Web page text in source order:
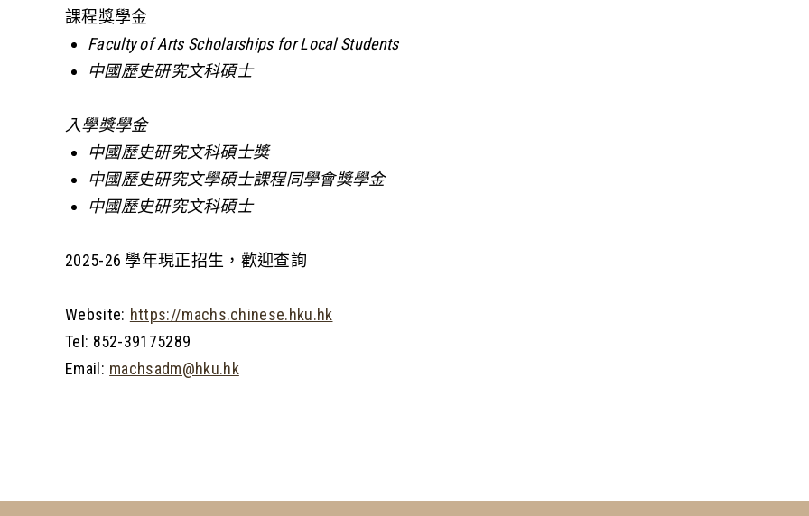
課程獎學金
Faculty of Arts Scholarships for Local Students
中國歷史研究文科碩士
入學獎學金
中國歷史研究文科碩士獎
中國歷史研究文學碩士課程同學會獎學金
中國歷史研究文科碩士
2025-26 學年現正招生，歡迎查詢
Website: https://machs.chinese.hku.hk
Tel: 852-39175289
Email: machsadm@hku.hk